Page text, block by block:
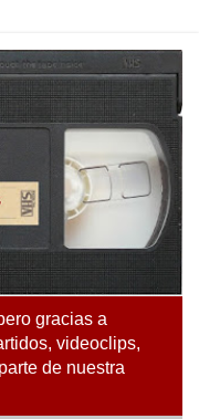
gracias a
videoclips,
de nuestra